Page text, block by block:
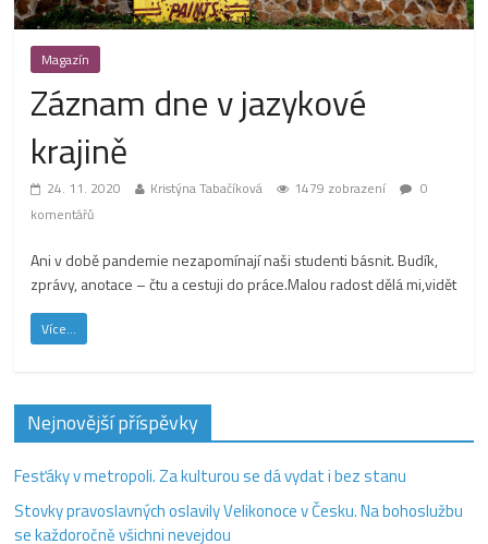
Magazín
Záznam dne v jazykové
krajině
24. 11. 2020 Kristýna Tabačíková 1479 zobrazení
0
komentářů
Ani v době pandemie nezapomínají naši studenti básnit. Budík,
zprávy, anotace – čtu a cestuji do práce.Malou radost dělá mi,vidět
Více...
Nejnovější příspěvky
Fesťáky v metropoli. Za kulturou se dá vydat i bez stanu
Stovky pravoslavných oslavily Velikonoce v Česku. Na bohoslužbu
se každoročně všichni nevejdou